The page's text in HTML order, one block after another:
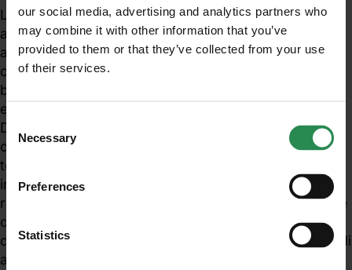
our social media, advertising and analytics partners who
may combine it with other information that you’ve
provided to them or that they’ve collected from your use
of their services.
Consent
Selection
Necessary
Preferences
Statistics
L’inserimento di dati nell’applicativo permetterà di:
a. rendere sistematica la raccolta dei dati per
agevolare le successive elaborazioni ai fini delle
comunicazioni degli stessi al Ministero dell’Ambiente;
b. pubblicizzare i dati ambientali delle aziende,
evitando il puntuale invio a Comune, Provincia e
Dipartimento ARPA territorialmente competente;
c. elaborare i dati su base regionale e su ambiti
territoriali più ristretti permettendo di ottenere
informazioni per l’elaborazione dei piani di
risanamento della qualità dell’aria e per la valutazione
di impatto degli scarichi diretti nei corpi idrici;
d. monitorare le prestazioni ambientali per tipologia di
azienda;
Unisciti al mondo MadeHSE
obblighi, modifiche, prescrizioni in ambito tecnico